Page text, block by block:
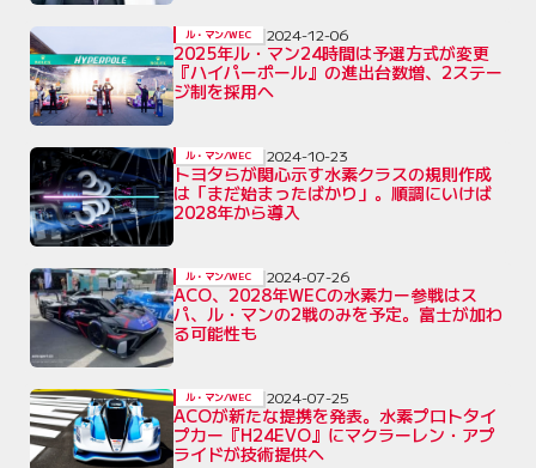
2025年ル・マン24時間は予選方式が変更
『ハイパーポール』の進出台数増、2ステー
ジ制を採用へ
ル・マン/WEC 2024-12-06
トヨタらが関心示す水素クラスの規則作成
は「まだ始まったばかり」。順調にいけば
2028年から導入
ル・マン/WEC 2024-10-23
ACO、2028年WECの水素カー参戦はス
パ、ル・マンの2戦のみを予定。富士が加わ
る可能性も
ル・マン/WEC 2024-07-26
ACOが新たな提携を発表。水素プロトタイ
プカー『H24EVO』にマクラーレン・アプ
ライドが技術提供へ
ル・マン/WEC 2024-07-25